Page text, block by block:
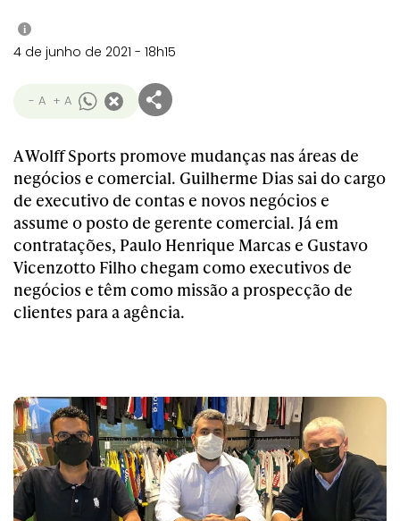
i
4 de junho de 2021 - 18h15
- A + A
A Wolff Sports promove mudanças nas áreas de
negócios e comercial. Guilherme Dias sai do cargo
de executivo de contas e novos negócios e
assume o posto de gerente comercial. Já em
contratações, Paulo Henrique Marcas e Gustavo
Vicenzotto Filho chegam como executivos de
negócios e têm como missão a prospecção de
clientes para a agência.